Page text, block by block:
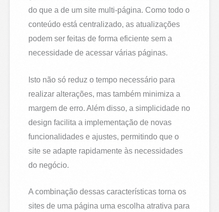
do que a de um site multi-página. Como todo o
conteúdo está centralizado, as atualizações
podem ser feitas de forma eficiente sem a
necessidade de acessar várias páginas.
Isto não só reduz o tempo necessário para
realizar alterações, mas também minimiza a
margem de erro. Além disso, a simplicidade no
design facilita a implementação de novas
funcionalidades e ajustes, permitindo que o
site se adapte rapidamente às necessidades
do negócio.
A combinação dessas características torna os
sites de uma página uma escolha atrativa para